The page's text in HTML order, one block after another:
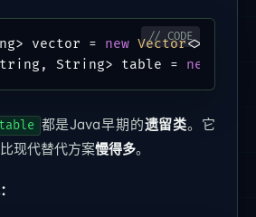
vector = new Vector<>();
String> table = new
都是Java早期的遗留类。它
现代替代方案慢得多。